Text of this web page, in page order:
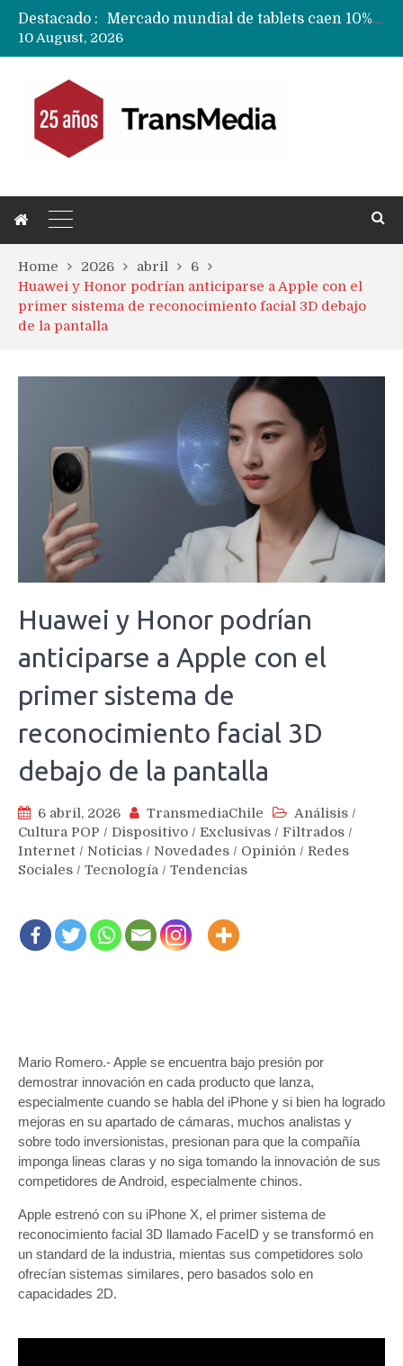
Destacado :
Fabricantes suben precios de teléfonos y ganan más dinero en un mercado donde Xiaomi alerta por no mejorar ventas
10 August, 2026
Home 2026 abril
6
Huawei y Honor podrían anticiparse a Apple con el
primer sistema de reconocimiento facial 3D debajo
de la pantalla
Huawei y Honor podrían
anticiparse a Apple con el
primer sistema de
reconocimiento facial 3D
debajo de la pantalla
6 abril, 2026 TransmediaChile Análisis /
Cultura POP / Dispositivo / Exclusivas / Filtrados /
Internet / Noticias / Novedades / Opinión / Redes
Sociales / Tecnología / Tendencias
Mario Romero.- Apple se encuentra bajo presión por
demostrar innovación en cada producto que lanza,
especialmente cuando se habla del iPhone y si bien ha logrado
mejoras en su apartado de cámaras, muchos analistas y
sobre todo inversionistas, presionan para que la compañía
imponga lineas claras y no siga tomando la innovación de sus
competidores de Android, especialmente chinos.
Apple estrenó con su iPhone X, el primer sistema de
reconocimiento facial 3D llamado FaceID y se transformó en
un standard de la industria, mientas sus competidores solo
ofrecían sistemas similares, pero basados solo en
capacidades 2D.